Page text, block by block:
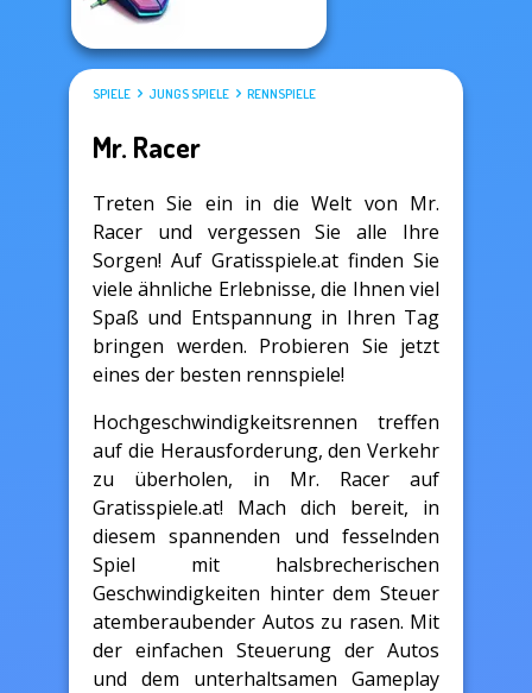
SPIELE JUNGS SPIELE RENNSPIELE
Mr. Racer
Treten Sie ein in die Welt von Mr.
Racer und vergessen Sie alle Ihre
Sorgen! Auf Gratisspiele.at finden Sie
viele ähnliche Erlebnisse, die Ihnen viel
Spaß und Entspannung in Ihren Tag
bringen werden. Probieren Sie jetzt
eines der besten rennspiele!
Hochgeschwindigkeitsrennen treffen
auf die Herausforderung, den Verkehr
zu überholen, in Mr. Racer auf
Gratisspiele.at! Mach dich bereit, in
diesem spannenden und fesselnden
Spiel mit halsbrecherischen
Geschwindigkeiten hinter dem Steuer
atemberaubender Autos zu rasen. Mit
der einfachen Steuerung der Autos
und dem unterhaltsamen Gameplay